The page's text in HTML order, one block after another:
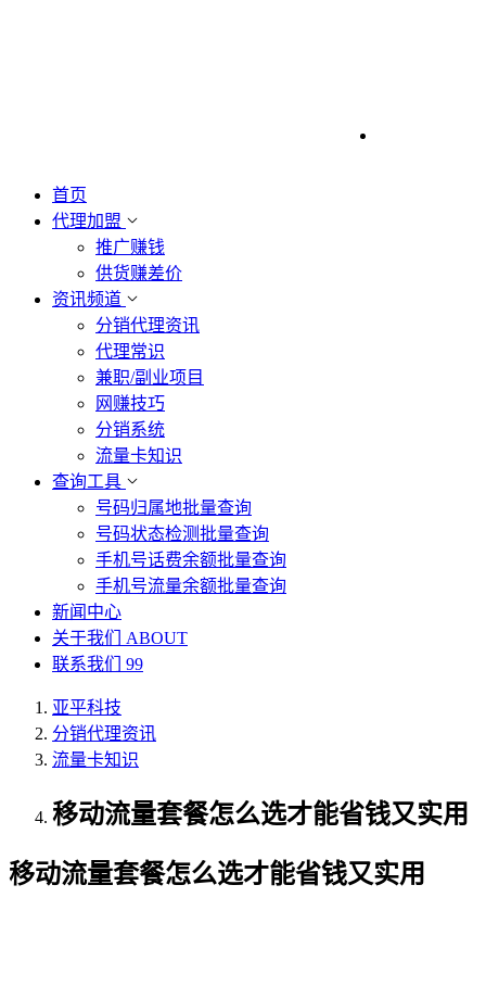
首页
代理加盟
推广赚钱
供货赚差价
资讯频道
分销代理资讯
代理常识
兼职/副业项目
网赚技巧
分销系统
流量卡知识
查询工具
号码归属地批量查询
号码状态检测批量查询
手机号话费余额批量查询
手机号流量余额批量查询
新闻中心
关于我们 ABOUT
联系我们 99
亚平科技
分销代理资讯
流量卡知识
移动流量套餐怎么选才能省钱又实用
移动流量套餐怎么选才能省钱又实用